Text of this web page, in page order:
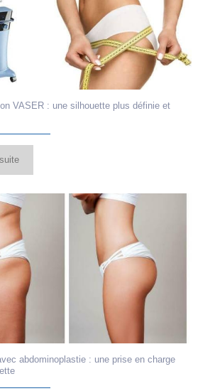
VASER : une silhouette plus définie et
abdominoplastie : une prise en charge